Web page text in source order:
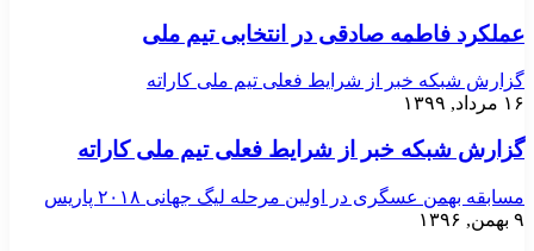
عملکرد فاطمه صادقی در انتخابی تیم ملی
گزارش شبکه خبر از شرایط فعلی تیم ملی کاراته
۱۶ مرداد, ۱۳۹۹
گزارش شبکه خبر از شرایط فعلی تیم ملی کاراته
مسابقه بهمن عسگری در اولین مرحله لیگ جهانی ۲۰۱۸ پاریس
۹ بهمن, ۱۳۹۶